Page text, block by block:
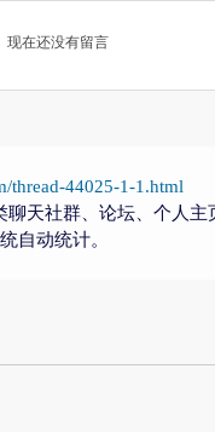
现在还没有留言
thread-44025-1-1.html
天社群、论坛、个人
自动统计。